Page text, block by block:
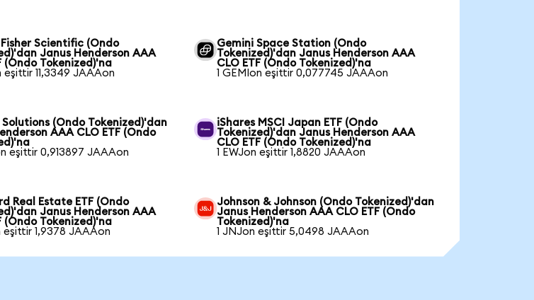
Scientific (Ondo
Janus Henderson AAA
(Ondo Tokenized)'na
eşittir 11,3349 JAAAon
Gemini Space Station (Ondo
Tokenized)'dan Janus Henderson AAA
CLO ETF (Ondo Tokenized)'na
1 GEMIon eşittir 0,077745 JAAAon
Solutions (Ondo Tokenized)'dan
AAA CLO ETF (Ondo
eşittir 0,913897 JAAAon
iShares MSCI Japan ETF (Ondo
Tokenized)'dan Janus Henderson AAA
CLO ETF (Ondo Tokenized)'na
1 EWJon eşittir 1,8820 JAAAon
Real Estate ETF (Ondo
Janus Henderson AAA
(Ondo Tokenized)'na
eşittir 1,9378 JAAAon
Johnson & Johnson (Ondo Tokenized)'dan
Janus Henderson AAA CLO ETF (Ondo
Tokenized)'na
1 JNJon eşittir 5,0498 JAAAon